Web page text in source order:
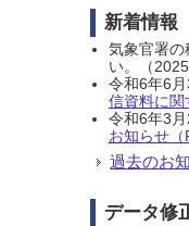
新着情報
気象官署の
い。（
令和6年6
信資料に関
令和6年3
お知らせ（
過去のお
データ修